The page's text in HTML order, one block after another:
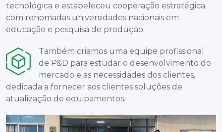
tecnológica e estabeleceu cooperação estratégica
com renomadas universidades nacionais em
educação e pesquisa de produção.
Também criamos uma equipe profissional
de P&D para estudar o desenvolvimento do
mercado e as necessidades dos clientes,
dedicada a fornecer aos clientes soluções de
atualização de equipamentos.